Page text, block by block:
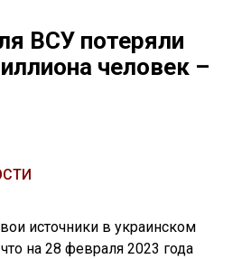
ВСУ потеряли
человек –
источники в украинском
на 28 февраля 2023 года